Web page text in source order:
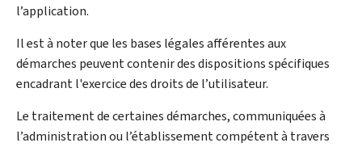
l’application.
Il est à noter que les bases légales afférentes aux
démarches peuvent contenir des dispositions spécifiques
encadrant l'exercice des droits de l’utilisateur.
Le traitement de certaines démarches, communiquées à
l’administration ou l’établissement compétent à travers